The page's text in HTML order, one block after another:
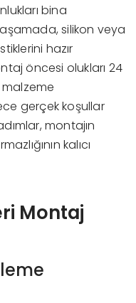
bina
silikon veya
hazır
öncesi olukları 24
gerçek koşullar
montajın
kalıcı
Montaj